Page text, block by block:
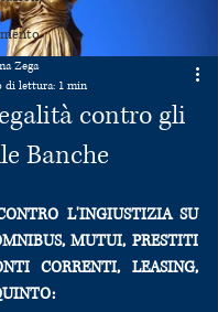
contro gli
Banche
Zega
di lettura: 1 min
L'INGIUSTIZIA SU
MUTUI, PRESTITI
CORRENTI, LEASING,